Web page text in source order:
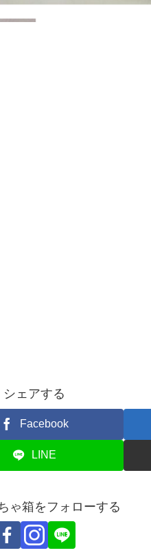
シェアする
Facebook
LINE
ゃ箱をフォローする